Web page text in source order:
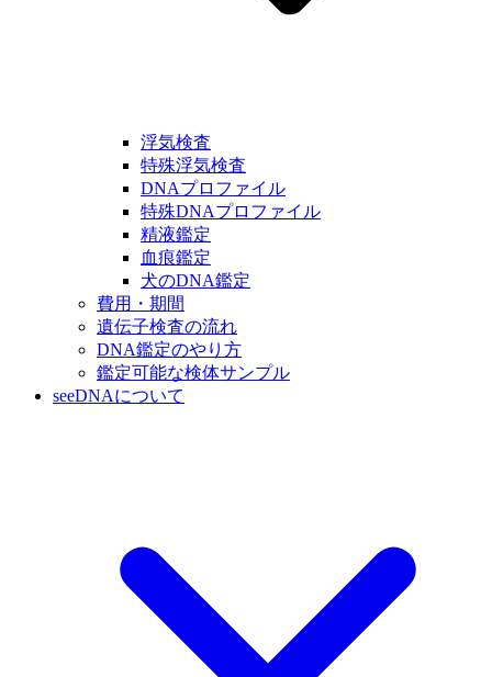
浮気検査
特殊浮気検査
DNAプロファイル
特殊DNAプロファイル
精液鑑定
血痕鑑定
犬のDNA鑑定
費用・期間
遺伝子検査の流れ
DNA鑑定のやり方
鑑定可能な検体サンプル
seeDNAについて